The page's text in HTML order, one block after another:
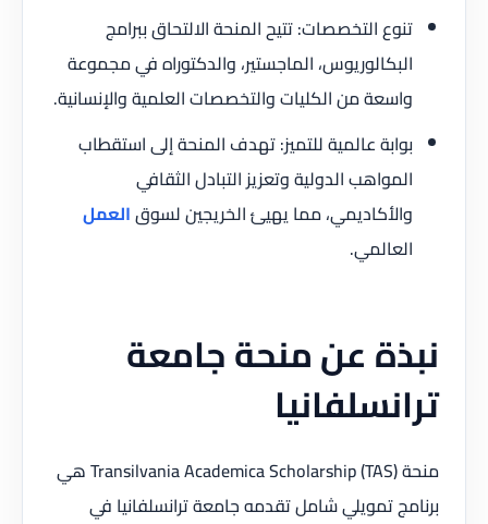
تنوع التخصصات: تتيح المنحة الالتحاق ببرامج
البكالوريوس، الماجستير، والدكتوراه في مجموعة
واسعة من الكليات والتخصصات العلمية والإنسانية.
بوابة عالمية للتميز: تهدف المنحة إلى استقطاب
المواهب الدولية وتعزيز التبادل الثقافي
والأكاديمي، مما يهيئ الخريجين لسوقالعمل
العالمي.
نبذة عن منحة جامعة
ترانسلفانيا
منحة Transilvania Academica Scholarship (TAS) هي
برنامج تمويلي شامل تقدمه جامعة ترانسلفانيا في